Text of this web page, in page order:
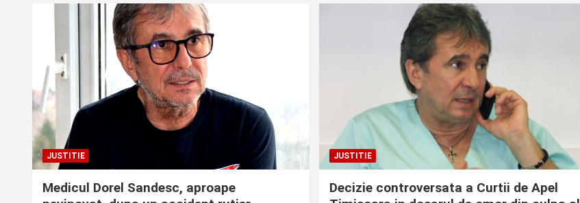
JUSTITIE
Medicul Dorel Sandesc, aproape
JUSTITIE
Decizie controversata a Curtii de Apel